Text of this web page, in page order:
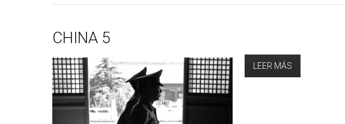
CHINA 5
LEER MÁS